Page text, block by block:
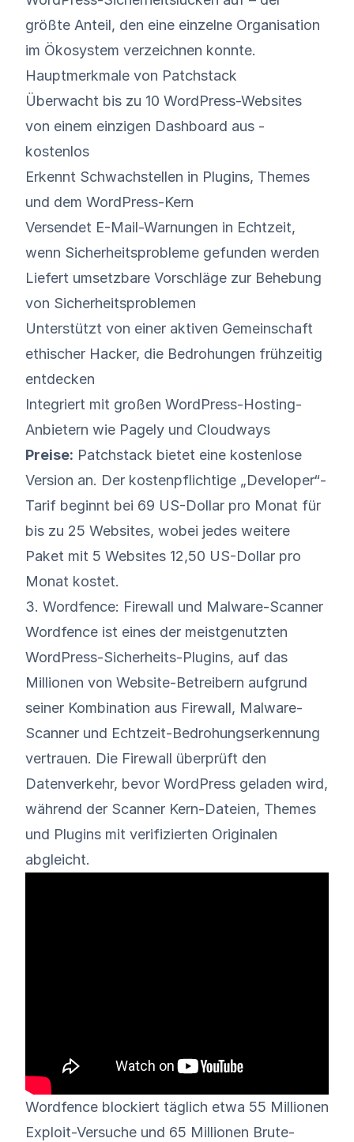
größte Anteil, den eine einzelne Organisation
im Ökosystem verzeichnen konnte.
Hauptmerkmale von Patchstack
Überwacht bis zu 10 WordPress-Websites
von einem einzigen Dashboard aus -
kostenlos
Erkennt Schwachstellen in Plugins, Themes
und dem WordPress-Kern
Versendet E-Mail-Warnungen in Echtzeit,
wenn Sicherheitsprobleme gefunden werden
Liefert umsetzbare Vorschläge zur Behebung
von Sicherheitsproblemen
Unterstützt von einer aktiven Gemeinschaft
ethischer Hacker, die Bedrohungen frühzeitig
entdecken
Integriert mit großen WordPress-Hosting-
Anbietern wie Pagely und Cloudways
Preise: Patchstack bietet eine kostenlose
Version an. Der kostenpflichtige „Developer“-
Tarif beginnt bei 69 US-Dollar pro Monat für
bis zu 25 Websites, wobei jedes weitere
Paket mit 5 Websites 12,50 US-Dollar pro
Monat kostet.
3. Wordfence: Firewall und Malware-Scanner
Wordfence ist eines der meistgenutzten
WordPress-Sicherheits-Plugins, auf das
Millionen von Website-Betreibern aufgrund
seiner Kombination aus Firewall, Malware-
Scanner und Echtzeit-Bedrohungserkennung
vertrauen. Die Firewall überprüft den
Datenverkehr, bevor WordPress geladen wird,
während der Scanner Kern-Dateien, Themes
und Plugins mit verifizierten Originalen
abgleicht.
Wordfence blockiert täglich etwa 55 Millionen
Exploit-Versuche und 65 Millionen Brute-